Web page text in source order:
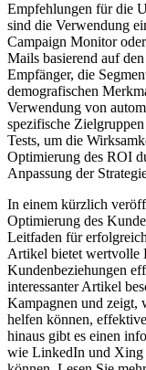
Empfehlungen für die
sind die Verwendung
Campaign Monitor
Mails basierend auf
Empfänger, die
demografischen
Verwendung von
spezifische
Tests, um die
Optimierung des ROI
Anpassung der
In einem kürzlich
Optimierung des
Leitfaden für
Artikel bietet wertvolle
Kundenbeziehungen
interessanter Artikel
Kampagnen und zeigt,
helfen können,
hinaus gibt es einen
wie LinkedIn und Xing